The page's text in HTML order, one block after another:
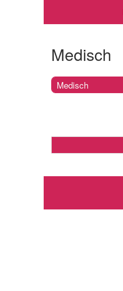
Medisch
Medisch